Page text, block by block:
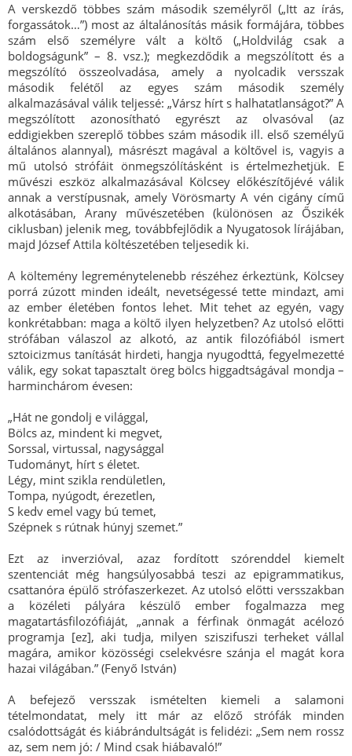
A verskezdő többes szám második személyről („Itt az írás,
forgassátok…”) most az általánosítás másik formájára, többes
szám első személyre vált a költő („Holdvilág csak a
boldogságunk” – 8. vsz.); megkezdődik a megszólított és a
megszólító összeolvadása, amely a nyolcadik versszak
második felétől az egyes szám második személy
alkalmazásával válik teljessé: „Vársz hírt s halhatatlanságot?” A
megszólított azonosítható egyrészt az olvasóval (az
eddigiekben szereplő többes szám második ill. első személyű
általános alannyal), másrészt magával a költővel is, vagyis a
mű utolsó strófáit önmegszólításként is értelmezhetjük. E
művészi eszköz alkalmazásával Kölcsey előkészítőjévé válik
annak a verstípusnak, amely Vörösmarty A vén cigány című
alkotásában, Arany művészetében (különösen az Őszikék
ciklusban) jelenik meg, továbbfejlődik a Nyugatosok lírájában,
majd József Attila költészetében teljesedik ki.
A költemény legreménytelenebb részéhez érkeztünk, Kölcsey
porrá zúzott minden ideált, nevetségessé tette mindazt, ami
az ember életében fontos lehet. Mit tehet az egyén, vagy
konkrétabban: maga a költő ilyen helyzetben? Az utolsó előtti
strófában válaszol az alkotó, az antik filozófiából ismert
sztoicizmus tanítását hirdeti, hangja nyugodttá, fegyelmezetté
válik, egy sokat tapasztalt öreg bölcs higgadtságával mondja –
harminchárom évesen:
„Hát ne gondolj e világgal,
Bölcs az, mindent ki megvet,
Sorssal, virtussal, nagysággal
Tudományt, hírt s életet.
Légy, mint szikla rendületlen,
Tompa, nyúgodt, érezetlen,
S kedv emel vagy bú temet,
Szépnek s rútnak húnyj szemet.”
Ezt az inverzióval, azaz fordított szórenddel kiemelt
szentenciát még hangsúlyosabbá teszi az epigrammatikus,
csattanóra épülő strófaszerkezet. Az utolsó előtti versszakban
a közéleti pályára készülő ember fogalmazza meg
magatartásfilozófiáját, „annak a férfinak önmagát acélozó
programja [ez], aki tudja, milyen sziszifuszi terheket vállal
magára, amikor közösségi cselekvésre szánja el magát kora
hazai világában.” (Fenyő István)
A befejező versszak ismételten kiemeli a salamoni
tételmondatat, mely itt már az előző strófák minden
csalódottságát és kiábrándultságát is felidézi: „Sem nem rossz
az, sem nem jó: / Mind csak hiábavaló!”